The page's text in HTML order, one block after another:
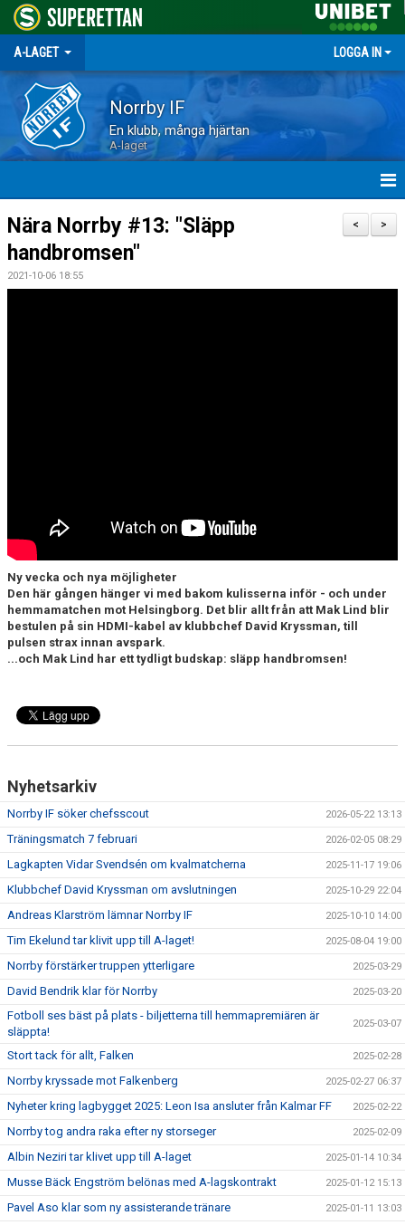
A-LAGET LOGGA IN
Norrby IF
En klubb, många hjärtan
A-laget
HEM
NYHETER
TABELL ETTAN SÖDRA 2025
>
<
Nära Norrby #13: "Släpp
handbromsen"
2021-10-06 18:55
Ny vecka och nya möjligheter
Den här gången hänger vi med bakom kulisserna inför - och under
hemmamatchen mot Helsingborg. Det blir allt från att Mak Lind blir
bestulen på sin HDMI-kabel av klubbchef David Kryssman, till
pulsen strax innan avspark.
...och Mak Lind har ett tydligt budskap: släpp handbromsen!
Nyhetsarkiv
Norrby IF söker chefsscout 2026-05-22 13:13
Träningsmatch 7 februari 2026-02-05 08:29
Lagkapten Vidar Svendsén om kvalmatcherna 2025-11-17 19:06
Klubbchef David Kryssman om avslutningen 2025-10-29 22:04
Andreas Klarström lämnar Norrby IF 2025-10-10 14:00
Tim Ekelund tar klivit upp till A-laget! 2025-08-04 19:00
Norrby förstärker truppen ytterligare 2025-03-29
David Bendrik klar för Norrby 2025-03-20
Fotboll ses bäst på plats - biljetterna till hemmapremiären är
släppta!
2025-03-07
Stort tack för allt, Falken 2025-02-28
Norrby kryssade mot Falkenberg 2025-02-27 06:37
Nyheter kring lagbygget 2025: Leon Isa ansluter från Kalmar FF 2025-02-22
Norrby tog andra raka efter ny storseger 2025-02-09
Albin Neziri tar klivet upp till A-laget 2025-01-14 10:34
Musse Bäck Engström belönas med A-lagskontrakt 2025-01-12 15:13
Pavel Aso klar som ny assisterande tränare 2025-01-11 13:03